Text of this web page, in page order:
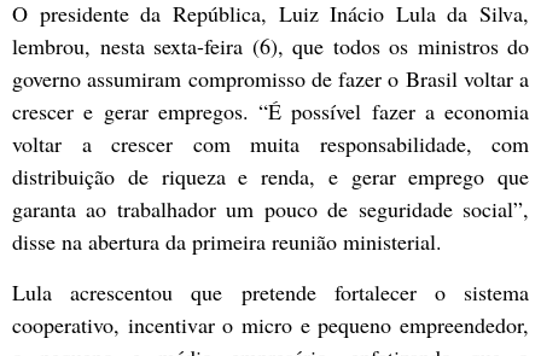
O presidente da República, Luiz Inácio Lula da Silva,
lembrou, nesta sexta-feira (6), que todos os ministros do
governo assumiram compromisso de fazer o Brasil voltar a
crescer e gerar empregos. “É possível fazer a economia
voltar a crescer com muita responsabilidade, com
distribuição de riqueza e renda, e gerar emprego que
garanta ao trabalhador um pouco de seguridade social”,
disse na abertura da primeira reunião ministerial.
Lula acrescentou que pretende fortalecer o sistema
cooperativo, incentivar o micro e pequeno empreendedor,